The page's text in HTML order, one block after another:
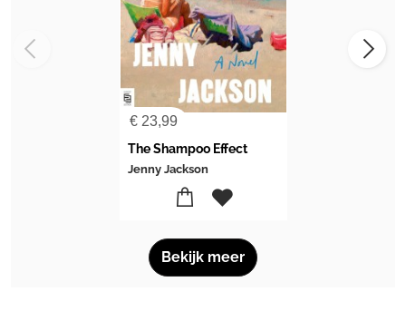
€23,99
The Shampoo Effect
Jenny Jackson
Bekijk meer